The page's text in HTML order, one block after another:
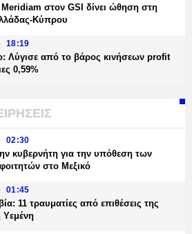
Meridiam στον GSI δίνει ώθηση στη
Κύπρου
18:19
Λύγισε από το βάρος κινήσεων profit
0,59%
02:30
κυβερνήτη για την υπόθεση των
στο Μεξικό
01:45
11 τραυματίες από επιθέσεις της